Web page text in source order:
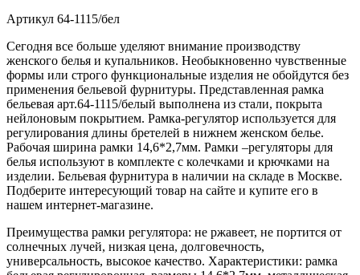
Артикул 64-1115/бел
Сегодня все больше уделяют внимание производству
женского белья и купальников. Необыкновенно чувственные
формы или строго функциональные изделия не обойдутся без
применения бельевой фурнитуры. Представленная рамка
бельевая арт.64-1115/белый выполнена из стали, покрыта
нейлоновым покрытием. Рамка-регулятор используется для
регулирования длины бретелей в нижнем женском белье.
Рабочая ширина рамки 14,6*2,7мм. Рамки –регуляторы для
белья используют в комплекте с колечками и крючками на
изделии. Бельевая фурнитура в наличии на складе в Москве.
Подберите интересующий товар на сайте и купите его в
нашем интернет-магазине.
Преимущества рамки регулятора: не ржавеет, не портится от
солнечных лучей, низкая цена, долговечность,
универсальность, высокое качество. Характеристики: рамка